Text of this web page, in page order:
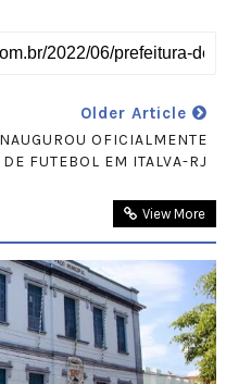
Older Article
OFICIALMENTE
FUTEBOL EM ITALVA-RJ
View More